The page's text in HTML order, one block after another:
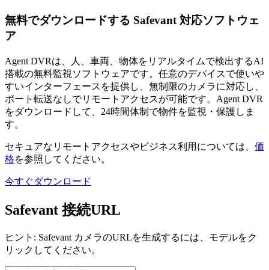
無料でダウンロードする Safevant 対応ソフトウェ
ア
Agent DVRは、人、車両、物体をリアルタイムで検出するAI
搭載の無料監視ソフトウェアです。任意のデバイスで使いや
すいインターフェースを提供し、無制限のカメラに対応し、
ポート転送なしでリモートアクセスが可能です。Agent DVR
をダウンロードして、24時間体制で物件を監視・保護しま
す。
セキュアなリモートアクセスやビジネス利用については、 価
格を参照してください。
今すぐダウンロード
Safevant 接続URL
ヒント: Safevant カメラのURLを生成するには、モデルをク
リックしてください。